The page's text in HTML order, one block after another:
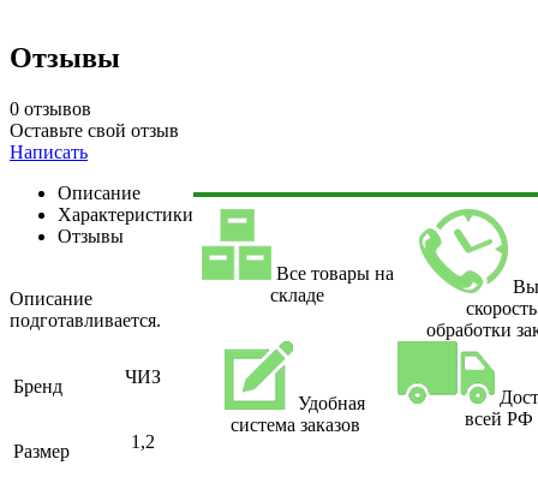
Отзывы
0 отзывов
Оставьте свой отзыв
Написать
Описание
Характеристики
Отзывы
Описание
подготавливается.
Бренд ЧИЗ
Размер 1,2
Все товары на
складе
скорость
обработки
Удобная
система заказов
всей РФ